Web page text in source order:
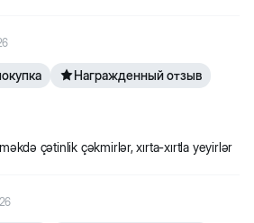
Награжденный отзыв
çətinlik çəkmirlər, xırta-xırtla yeyirlər